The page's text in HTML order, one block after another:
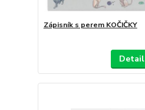
Zápisník s perem KOČIČKY
Detail